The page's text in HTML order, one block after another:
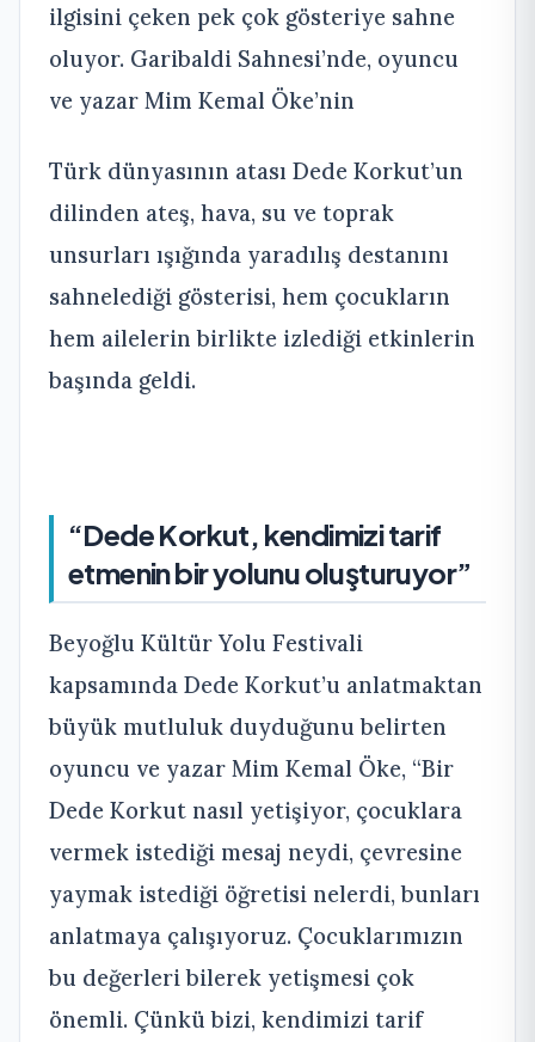
ilgisini çeken pek çok gösteriye sahne
oluyor. Garibaldi Sahnesi’nde, oyuncu
ve yazar Mim Kemal Öke’nin
Türk dünyasının atası Dede Korkut’un
dilinden ateş, hava, su ve toprak
unsurları ışığında yaradılış destanını
sahnelediği gösterisi, hem çocukların
hem ailelerin birlikte izlediği etkinlerin
başında geldi.
“Dede Korkut, kendimizi tarif
etmenin bir yolunu oluşturuyor”
Beyoğlu Kültür Yolu Festivali
kapsamında Dede Korkut’u anlatmaktan
büyük mutluluk duyduğunu belirten
oyuncu ve yazar Mim Kemal Öke, “Bir
Dede Korkut nasıl yetişiyor, çocuklara
vermek istediği mesaj neydi, çevresine
yaymak istediği öğretisi nelerdi, bunları
anlatmaya çalışıyoruz. Çocuklarımızın
bu değerleri bilerek yetişmesi çok
önemli. Çünkü bizi, kendimizi tarif